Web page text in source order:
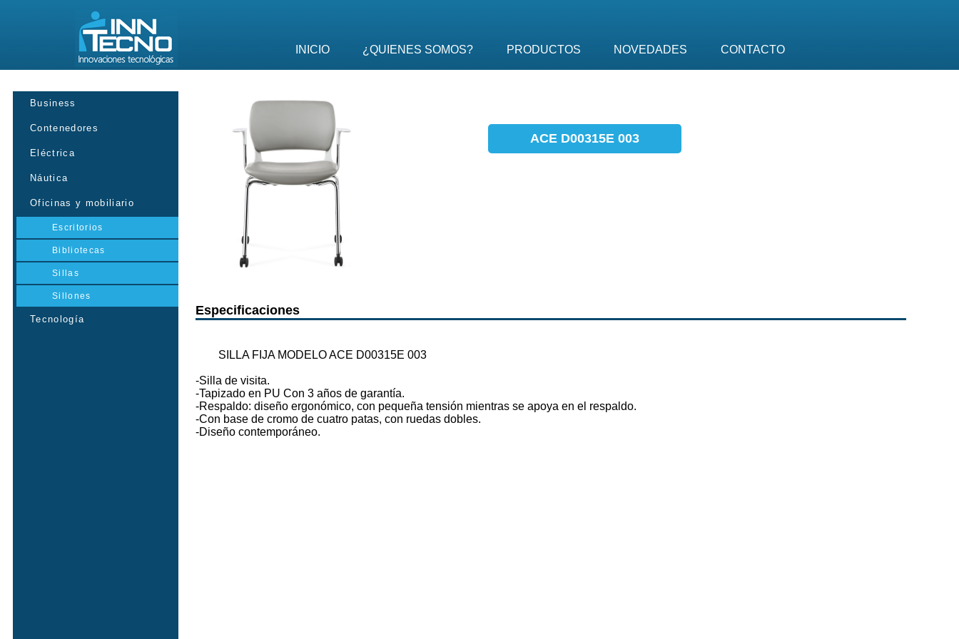
INICIO ¿QUIENES SOMOS? PRODUCTOS NOVEDADES CONTACTO
Business
Contenedores
Eléctrica
Náutica
Oficinas y mobiliario
Escritorios
Bibliotecas
Sillas
Sillones
Tecnología
ACE D00315E 003
Especificaciones
SILLA FIJA MODELO ACE D00315E 003
-Silla de visita.
-Tapizado en PU Con 3 años de garantía.
-Respaldo: diseño ergonómico, con pequeña tensión mientras se apoya en el respaldo.
-Con base de cromo de cuatro patas, con ruedas dobles.
-Diseño contemporáneo.